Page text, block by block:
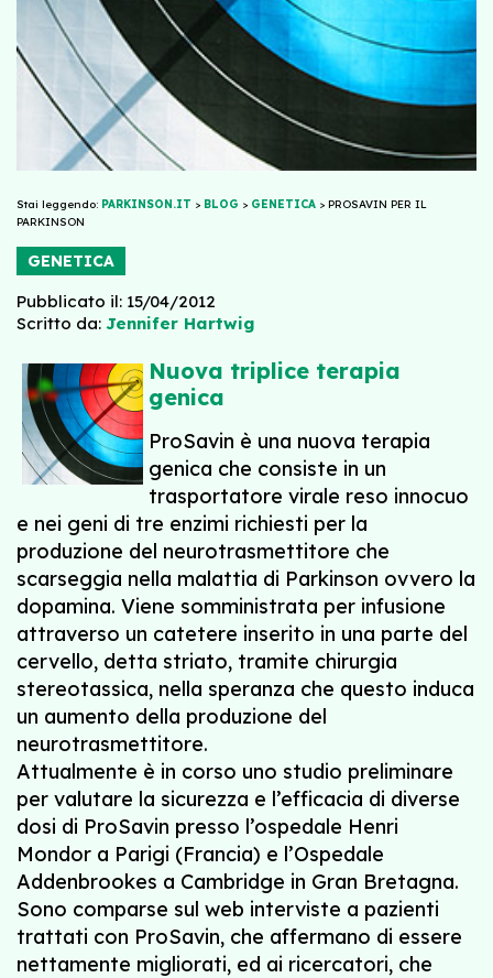
Stai leggendo: PARKINSON.IT > BLOG > GENETICA > PROSAVIN PER IL
PARKINSON
GENETICA
Pubblicato il: 15/04/2012
Scritto da: Jennifer Hartwig
Nuova triplice terapia
genica
ProSavin è una nuova terapia
genica che consiste in un
trasportatore virale reso innocuo
e nei geni di tre enzimi richiesti per la
produzione del neurotrasmettitore che
scarseggia nella malattia di Parkinson ovvero la
dopamina. Viene somministrata per infusione
attraverso un catetere inserito in una parte del
cervello, detta striato, tramite chirurgia
stereotassica, nella speranza che questo induca
un aumento della produzione del
neurotrasmettitore.
Attualmente è in corso uno studio preliminare
per valutare la sicurezza e l’efficacia di diverse
dosi di ProSavin presso l’ospedale Henri
Mondor a Parigi (Francia) e l’Ospedale
Addenbrookes a Cambridge in Gran Bretagna.
Sono comparse sul web interviste a pazienti
trattati con ProSavin, che affermano di essere
nettamente migliorati, ed ai ricercatori, che